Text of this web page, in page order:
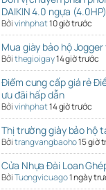
DAIKIN 4.0 ngựa (4.0HP)
Bởivinhphat10 giờ trước
Mua giày bảo hộ
Bởithegioigay14 giờ trước
Điểm cung cấp giá rẻ
ưu đãi hấp dẫn
Bởivinhphat14 giờ trước
Thị trường giày bảo hộ
Bởitrangvangbaoho15 giờ
Cửa Nhựa Đài Loan
BởiTuongvicuago1 ngày